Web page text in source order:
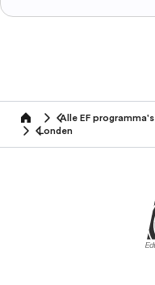
home Alle EF programma's
Londen